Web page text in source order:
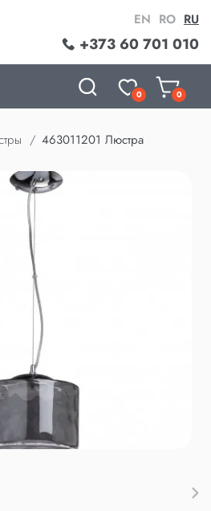
+373 60 701 010
EN RO RU
0 0
463011201 Люстра